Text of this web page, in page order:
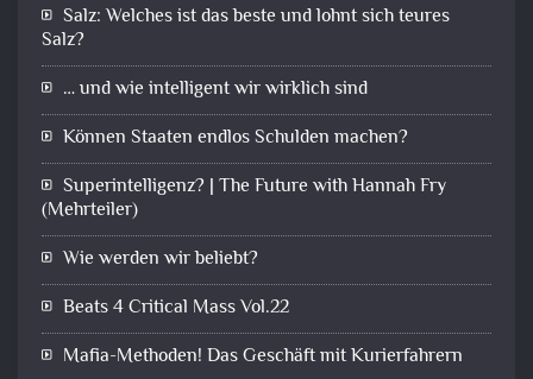
Salz: Welches ist das beste und lohnt sich teures
Salz?
… und wie intelligent wir wirklich sind
Können Staaten endlos Schulden machen?
Superintelligenz? | The Future with Hannah Fry
(Mehrteiler)
Wie werden wir beliebt?
Beats 4 Critical Mass Vol.22
Mafia-Methoden! Das Geschäft mit Kurierfahrern